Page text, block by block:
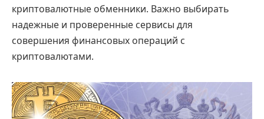
криптовалютные обменники. Важно выбирать
надежные и проверенные сервисы для
совершения финансовых операций с
криптовалютами.